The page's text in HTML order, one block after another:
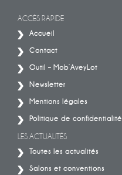
ACCÈS RAPIDE
Accueil
Contact
Outil – Mob’AveyLot
Newsletter
Mentions légales
Politique de confidentialité
LES ACTUALITÉS
Toutes les actualités
Salons et conventions